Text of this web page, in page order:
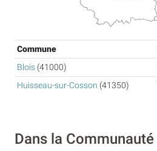
Commune
Blois (41000)
Huisseau-sur-Cosson (41350)
Dans la Communauté